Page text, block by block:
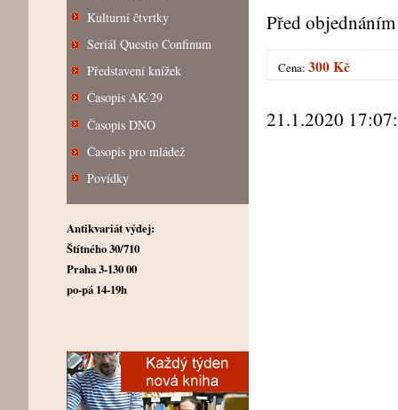
Kulturní čtvrtky
Seriál Questio Confinum
Představení knížek
Časopis AK-29
Časopis DNO
Časopis pro mládež
Povídky
Antikvariát výdej:
Štítného 30/710
Praha 3-130 00
po-pá 14-19h
Před
Cena:300 Kč
21.1.2020